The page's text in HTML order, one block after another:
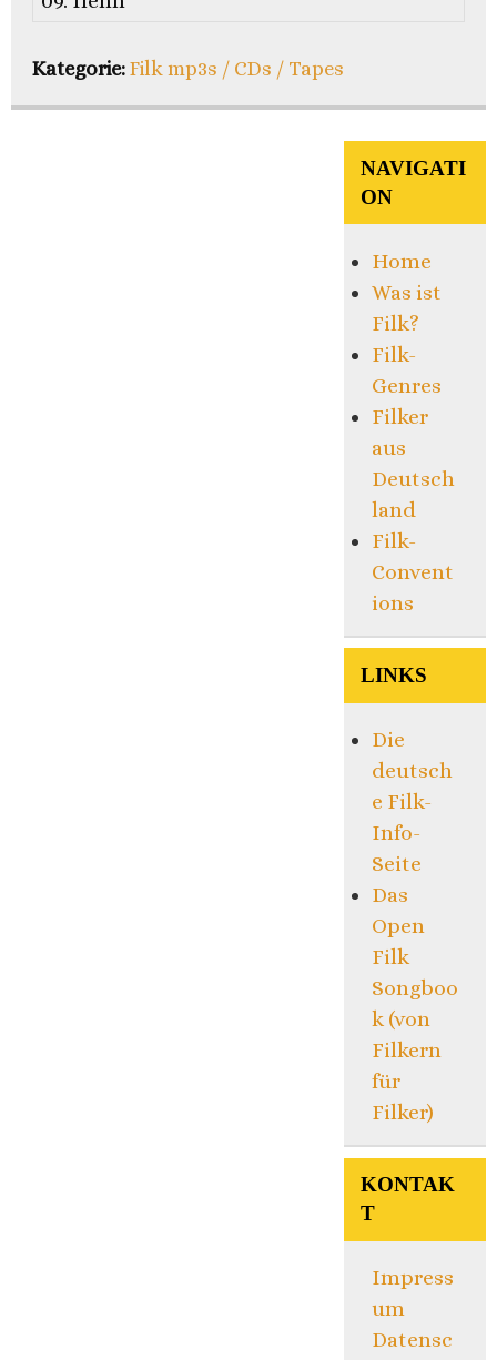
Kategorie:Filk mp3s / CDs / Tapes
NAVIGATI
ON
Home
Was ist
Filk?
Filk-
Genres
Filker
aus
Deutsch
land
Filk-
Convent
ions
LINKS
Die
deutsch
e Filk-
Info-
Seite
Das
Open
Filk
Songboo
k (von
Filkern
für
Filker)
KONTAK
T
Impress
um
Datensc